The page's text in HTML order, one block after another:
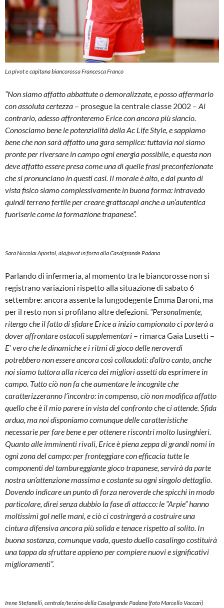
La pivot e capitana biancorossa Francesca Franco
“Non siamo affatto abbattute o demoralizzate, e posso affermarlo
con assoluta certezza – prosegue la centrale classe 2002 – Al
contrario, adesso affronteremo Erice con ancora più slancio.
Conosciamo bene le potenzialità della Ac Life Style, e sappiamo
bene che non sarà affatto una gara semplice: tuttavia noi siamo
pronte per riversare in campo ogni energia possibile, e questa non
deve affatto essere presa come una di quelle frasi preconfezionate
che si pronunciano in questi casi. Il morale è alto, e dal punto di
vista fisico siamo complessivamente in buona forma: intravedo
quindi terreno fertile per creare grattacapi anche a un’autentica
fuoriserie come la formazione trapanese”.
Sara Niccolai Apostol, ala/pivot in forza alla Casalgrande Padana
Parlando di infermeria, al momento tra le biancorosse non si
registrano variazioni rispetto alla situazione di sabato 6
settembre: ancora assente la lungodegente Emma Baroni, ma
per il resto non si profilano altre defezioni. “Personalmente,
ritengo che il fatto di sfidare Erice a inizio campionato ci porterà a
dover affrontare ostacoli supplementari – rimarca Gaia Lusetti –
E’ vero che le dinamiche e i ritmi di gioco delle neroverdi
potrebbero non essere ancora così collaudati: d’altro canto, anche
noi siamo tuttora alla ricerca dei migliori assetti da esprimere in
campo. Tutto ciò non fa che aumentare le incognite che
caratterizzeranno l’incontro: in compenso, ciò non modifica affatto
quello che è il mio parere in vista del confronto che ci attende. Sfida
ardua, ma noi disponiamo comunque delle caratteristiche
necessarie per fare bene e per ottenere riscontri molto lusinghieri.
Quanto alle imminenti rivali, Erice è piena zeppa di grandi nomi in
ogni zona del campo: per fronteggiare con efficacia tutte le
componenti del tambureggiante gioco trapanese, servirà da parte
nostra un’attenzione massima e costante su ogni singolo dettaglio.
Dovendo indicare un punto di forza neroverde che spicchi in modo
particolare, direi senza dubbio la fase di attacco: le “Arpie” hanno
moltissimi gol nelle mani, e ciò ci costringerà a costruire una
cintura difensiva ancora più solida e tenace rispetto al solito. In
buona sostanza, comunque vada, questo duello casalingo costituirà
una tappa da sfruttare appieno per compiere nuovi e significativi
miglioramenti”.
Irene Stefanelli, centrale/terzino della Casalgrande Padana (foto Marcello Vaccari)